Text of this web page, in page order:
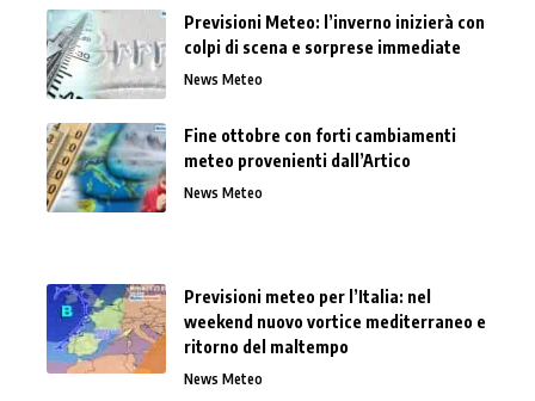
Previsioni Meteo: l’inverno inizierà con
colpi di scena e sorprese immediate
News Meteo
Fine ottobre con forti cambiamenti
meteo provenienti dall’Artico
News Meteo
Previsioni meteo per l’Italia: nel
weekend nuovo vortice mediterraneo e
ritorno del maltempo
News Meteo